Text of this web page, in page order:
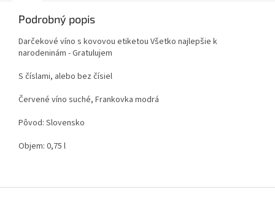
Podrobný popis
Darčekové víno s kovovou etiketou Všetko najlepšie k
narodeninám - Gratulujem
S číslami, alebo bez čísiel
Červené víno suché, Frankovka modrá
Pôvod: Slovensko
Objem: 0,75 l